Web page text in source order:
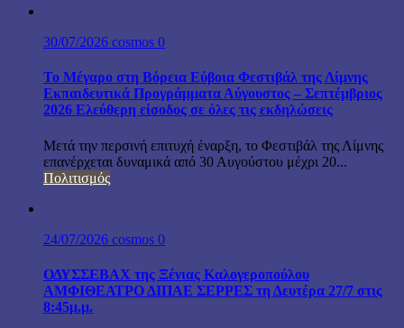
30/07/2026 cosmos 0
Το Μέγαρο στη Βόρεια Εύβοια Φεστιβάλ της Λίμνης
Εκπαιδευτικά Προγράμματα Αύγουστος – Σεπτέμβριος
2026 Ελεύθερη είσοδος σε όλες τις εκδηλώσεις
Μετά την περσινή επιτυχή έναρξη, το Φεστιβάλ της Λίμνης
επανέρχεται δυναμικά από 30 Αυγούστου μέχρι 20...
Πολιτισμός
24/07/2026 cosmos 0
ΟΔΥΣΣΕΒΑΧ της Ξένιας Καλογεροπούλου
ΑΜΦΙΘΕΑΤΡΟ ΔΙΠΑΕ ΣΕΡΡΕΣ τη Δευτέρα 27/7 στις
8:45μ.μ.